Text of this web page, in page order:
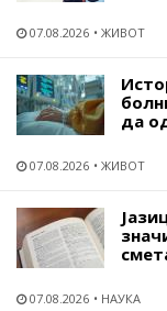
07.08.2026 ЖИВОТ
да
07.08.2026 ЖИВОТ
07.08.2026 НАУКА